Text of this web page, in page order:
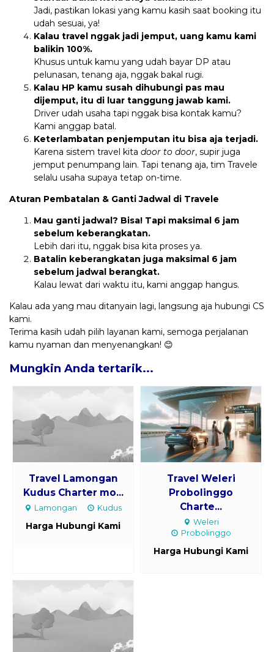
Jadi, pastikan lokasi yang kamu kasih saat booking itu
udah sesuai, ya!
Kalau travel nggak jadi jemput, uang kamu kami
balikin 100%.
Khusus untuk kamu yang udah bayar DP atau
pelunasan, tenang aja, nggak bakal rugi.
Kalau HP kamu susah dihubungi pas mau
dijemput, itu di luar tanggung jawab kami.
Driver udah usaha tapi nggak bisa kontak kamu?
Kami anggap batal.
Keterlambatan penjemputan itu bisa aja terjadi.
Karena sistem travel kita door to door, supir juga
jemput penumpang lain. Tapi tenang aja, tim Travele
selalu usaha supaya tetap on-time.
Aturan Pembatalan & Ganti Jadwal di Travele
Mau ganti jadwal? Bisa! Tapi maksimal 6 jam
sebelum keberangkatan.
Lebih dari itu, nggak bisa kita proses ya.
Batalin keberangkatan juga maksimal 6 jam
sebelum jadwal berangkat.
Kalau lewat dari waktu itu, kami anggap hangus.
Kalau ada yang mau ditanyain lagi, langsung aja hubungi CS
kami.
Terima kasih udah pilih layanan kami, semoga perjalanan
kamu nyaman dan menyenangkan! 😊
Mungkin Anda tertarik...
Travel Lamongan
Kudus Charter mo...
Lamongan Kudus
Harga Hubungi Kami
Travel Weleri
Probolinggo
Charte...
Weleri
Probolinggo
Harga Hubungi Kami